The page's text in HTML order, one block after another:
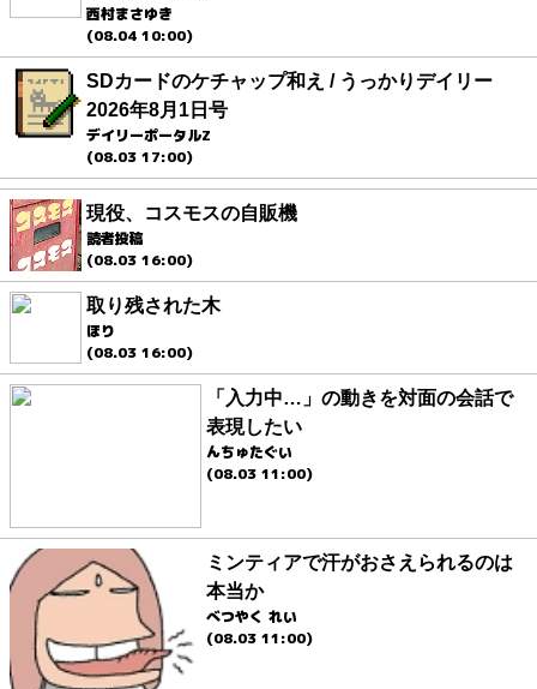
西村まさゆき
(08.04 10:00)
SDカードのケチャップ和え / うっかりデイリー
2026年8月1日号
デイリーポータルZ
(08.03 17:00)
現役、コスモスの自販機
読者投稿
(08.03 16:00)
取り残された木
ほり
(08.03 16:00)
「入力中…」の動きを対面の会話で
表現したい
んちゅたぐい
(08.03 11:00)
ミンティアで汗がおさえられるのは
本当か
べつやく れい
(08.03 11:00)